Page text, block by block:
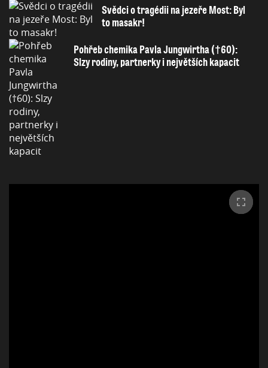
Svědci o tragédii na jezeře Most: Byl
to masakr!
Pohřeb chemika Pavla Jungwirtha (†60):
Slzy rodiny, partnerky i největších kapacit